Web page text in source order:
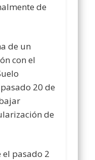
de
de un
con el
20 de
de
pasado 2